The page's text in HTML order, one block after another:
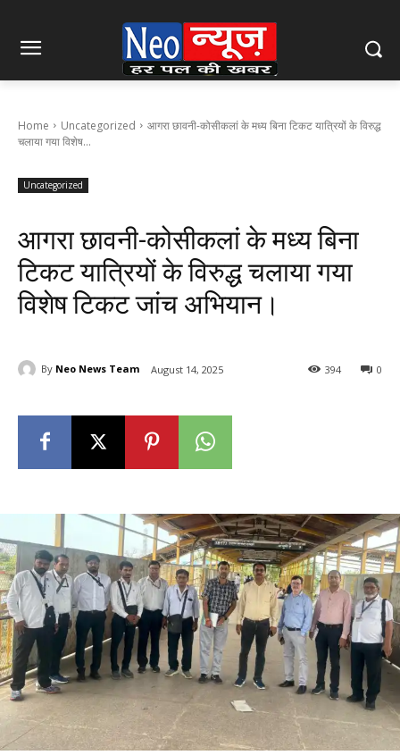
Home Uncategorized
आगरा छावनी-कोसीकलां के मध्य बिना टिकट यात्रियों के विरुद्ध
चलाया गया विशेष...
Uncategorized
आगरा छावनी-कोसीकलां के मध्य बिना
टिकट यात्रियों के विरुद्ध चलाया गया
विशेष टिकट जांच अभियान।
By Neo News Team August 14, 2025 0
394